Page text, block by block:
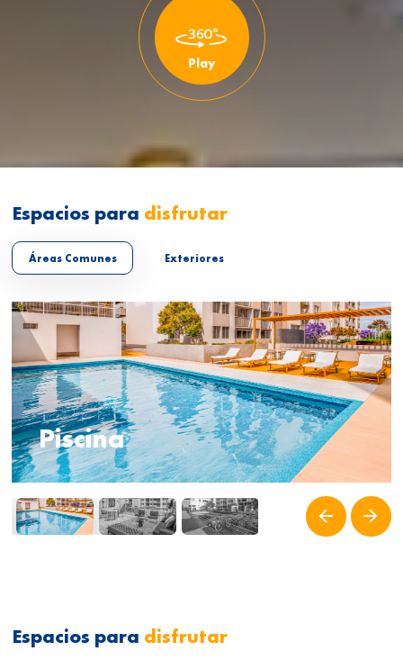
Play
Espacios para disfrutar
Áreas Comunes Exteriores
Piscina
Espacios para disfrutar